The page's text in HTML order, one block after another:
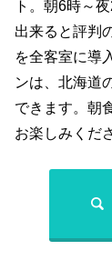
ト。朝6時～
出来ると評判
を全客室に導
ンは、北海道
できます。朝
お楽しみくだ